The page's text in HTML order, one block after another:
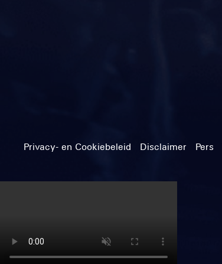
Privacy- en Cookiebeleid Disclaimer Pers